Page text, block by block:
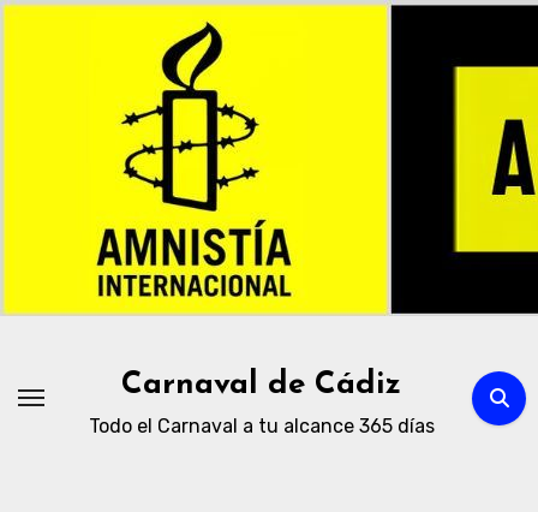
Ir
Carnaval de Cádiz
Todo el Carnaval a tu alcance 365 días